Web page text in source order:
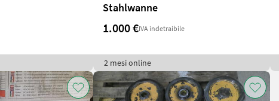
Stahlwanne
1.000 €IVA indetraibile
2 mesi online